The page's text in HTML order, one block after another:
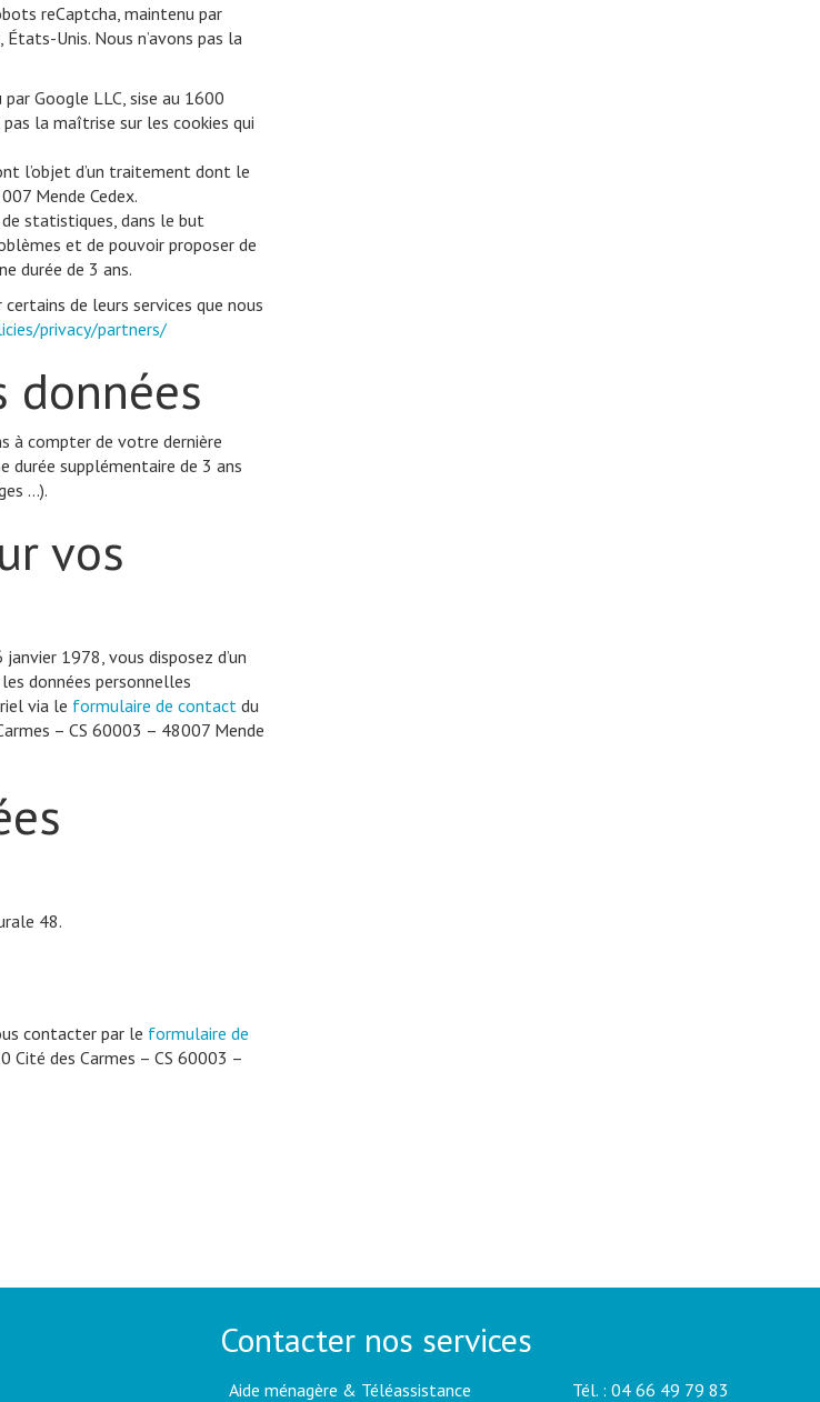
reCaptcha, maintenu par
Unis. Nous n’avons pas la
Google LLC, sise au 1600
la maîtrise sur les cookies qui
l’objet d’un traitement dont le
Mende Cedex.
de statistiques, dans le but
et de pouvoir proposer de
durée de 3 ans.
de leurs services que nous
privacy/partners/
données
à compter de votre dernière
durée supplémentaire de 3 ans
…).
vos
1978, vous disposez d’un
données personnelles
via le formulaire de contact du
– CS 60003 – 48007 Mende
48.
contacter par le formulaire de
Cité des Carmes – CS 60003 –
Contacter nos services
Aide ménagère & Téléassistance
Tél. : 04 66 49 79 83